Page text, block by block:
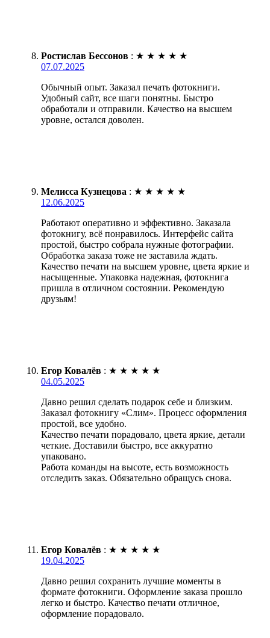
Ростислав Бессонов : ★ ★ ★ ★ ★
07.07.2025
Обычный опыт. Заказал печать фотокниги.
Удобный сайт, все шаги понятны. Быстро
обработали и отправили. Качество на высшем
уровне, остался доволен.
Мелисса Кузнецова : ★ ★ ★ ★ ★
12.06.2025
Работают оперативно и эффективно. Заказала
фотокнигу, всё понравилось. Интерфейс сайта
простой, быстро собрала нужные фотографии.
Обработка заказа тоже не заставила ждать.
Качество печати на высшем уровне, цвета яркие и
насыщенные. Упаковка надежная, фотокнига
пришла в отличном состоянии. Рекомендую
друзьям!
Егор Ковалёв : ★ ★ ★ ★ ★
04.05.2025
Давно решил сделать подарок себе и близким.
Заказал фотокнигу «Слим». Процесс оформления
простой, все удобно.
Качество печати порадовало, цвета яркие, детали
четкие. Доставили быстро, все аккуратно
упаковано.
Работа команды на высоте, есть возможность
отследить заказ. Обязательно обращусь снова.
Егор Ковалёв : ★ ★ ★ ★ ★
19.04.2025
Давно решил сохранить лучшие моменты в
формате фотокниги. Оформление заказа прошло
легко и быстро. Качество печати отличное,
оформление порадовало.